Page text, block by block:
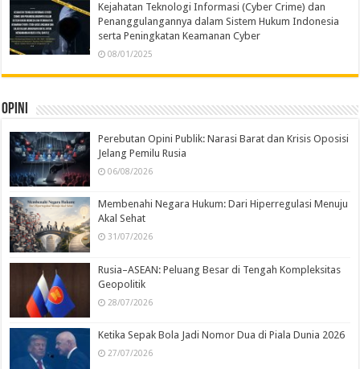
Kejahatan Teknologi Informasi (Cyber Crime) dan
Penanggulangannya dalam Sistem Hukum Indonesia
serta Peningkatan Keamanan Cyber
08/01/2025
Opini
Perebutan Opini Publik: Narasi Barat dan Krisis Oposisi
Jelang Pemilu Rusia
06/08/2026
Membenahi Negara Hukum: Dari Hiperregulasi Menuju
Akal Sehat
31/07/2026
Rusia–ASEAN: Peluang Besar di Tengah Kompleksitas
Geopolitik
28/07/2026
Ketika Sepak Bola Jadi Nomor Dua di Piala Dunia 2026
27/07/2026